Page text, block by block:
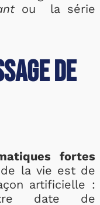
ou la série
de
fortes
la vie est de
artificielle :
date de